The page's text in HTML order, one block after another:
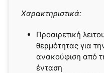
Χαρακτηριστικά:
Προαιρετική
θερμότητας για
ανακούφιση από
ένταση